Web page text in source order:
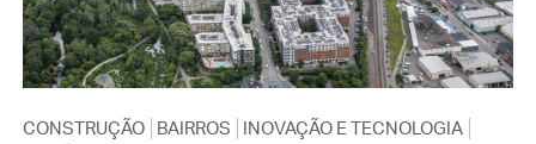
CONSTRUÇÃO BAIRROS
INOVAÇÃO E TECNOLOGIA